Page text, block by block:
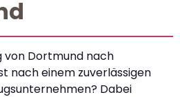
von Dortmund nach
nach einem zuverlässigen
Dabei